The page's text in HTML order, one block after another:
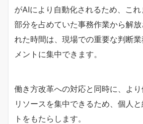
がAIにより自動化されるため、こ
部分を占めていた事務作業から解
れた時間は、現場での重要な判断
メントに集中できます。
働き方改革への対応と同時に、よ
リソースを集中できるため、個人
トをもたらします。